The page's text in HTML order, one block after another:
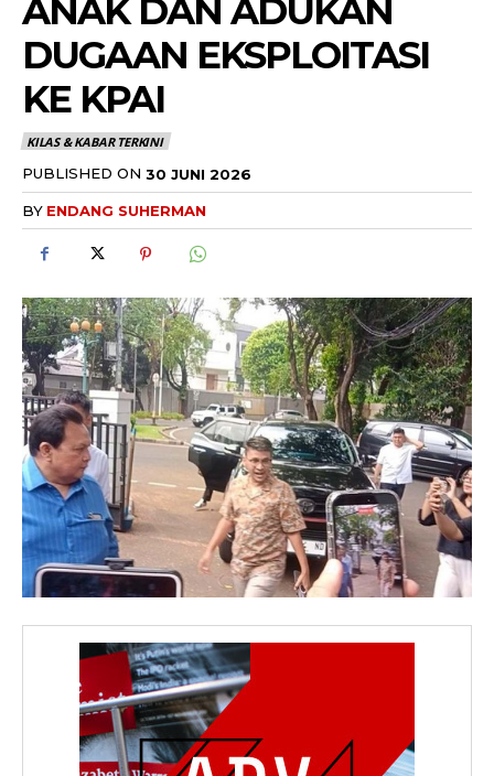
ANAK DAN ADUKAN
DUGAAN EKSPLOITASI
KE KPAI
KILAS & KABAR TERKINI
PUBLISHED ON 30 JUNI 2026
BY ENDANG SUHERMAN